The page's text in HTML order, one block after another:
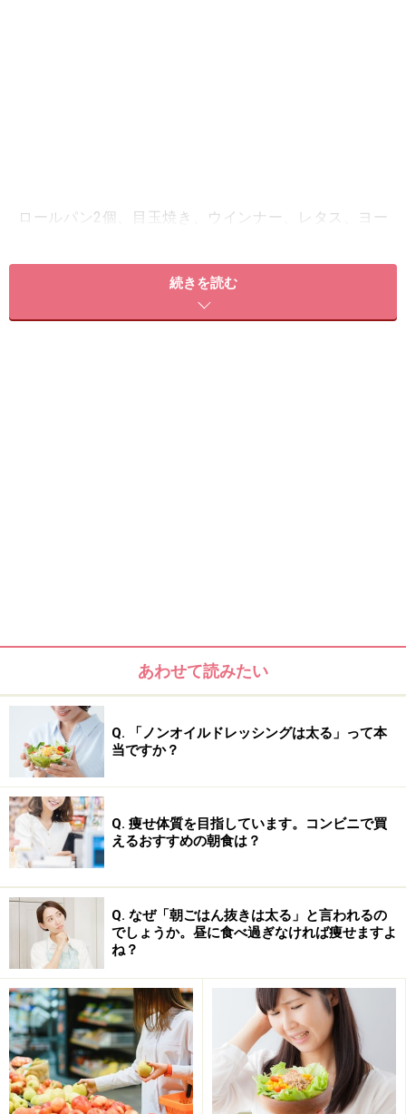
ロールパン2個、目玉焼き、ウインナー、レタス、ヨー
ご飯、お味噌汁、焼き魚、ほうれん草のおひたし
＜目次＞
朝ごはんのパンが太る理由1：油の量とおかずの中身
朝ごはんのパンが太る理由2：消化が早くすぐに空腹に
なるから
朝ごはんのパンが太る理由3：朝の腸の吸収の良さ
BMI25以上の人はパンを食べている、が約半数
朝のパン食で痩せるには3つのルールを守ること
続きを読む
あわせて読みたい
Q. 「ノンオイルドレッシングは太る」って本
当ですか？
Q. 痩せ体質を目指しています。コンビニで買
えるおすすめの朝食は？
Q. なぜ「朝ごはん抜きは太る」と言われるの
でしょうか。昼に食べ過ぎなければ痩せますよ
ね？